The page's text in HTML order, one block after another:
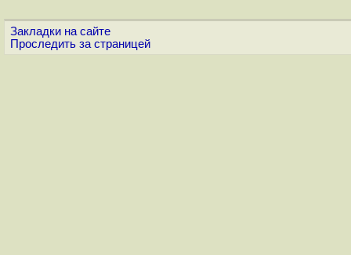
Закладки на сайте
Проследить за страницей